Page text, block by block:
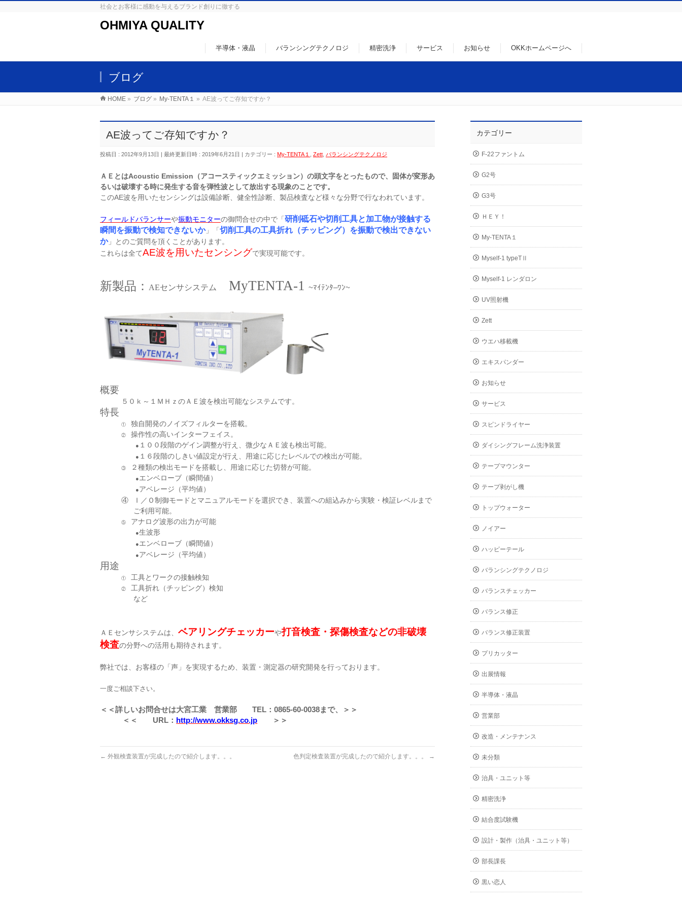
社会とお客様に感動を与えるブランド創りに徹する
OHMIYA QUALITY
半導体・液晶 バランシングテクノロジ 精密洗浄 サービス お知らせ OKKホームページへ
ブログ
HOME » ブログ » My-TENTA１ » AE波ってご存知ですか？
AE波ってご存知ですか？
投稿日 : 2012年9月13日 最終更新日時 : 2019年6月21日 カテゴリー : My-TENTA１ Zett バランシングテクノロジ
ＡＥとはAcoustic Emission （アコースティックエミッション）の頭文字をとったもので、固体が変形あ
るいは破壊する時に発生する音を弾性波として放出する現象のことです。
このAE波を用いたセンシングは設備診断、健全性診断、製品検査など様々な分野で行なわれています。
フィールドバランサーや振動モニターの御問合せの中で「 研削砥石や切削工具と加工物が接触する
瞬間を振動で検知できないか」「 切削工具の工具折れ（チッピング）を振動で検出できない
か」とのご質問を頂くことがあります。
これらは全てAE波を用いたセンシングで実現可能です。
新製品： AEセンサシステム MyTENTA-1 ~ﾏｲﾃﾝﾀ–ﾜﾝ~
概要
５０ｋ～１ＭＨｚのＡＥ波を検出可能なシステムです。
特長
① 独自開発のノイズフィルターを搭載。
② 操作性の高いインターフェイス。
● １００段階のゲイン調整が行え、微少なＡＥ波も検出可能。
● １６段階のしきい値設定が行え、用途に応じたレベルでの検出が可能。
③ ２種類の検出モードを搭載し、用途に応じた切替が可能。
●エンベローブ（瞬間値）
●アベレージ（平均値）
④
Ｉ／Ｏ制御モードとマニュアルモードを選択でき、装置への組込みから実験・検証レベルまで
ご利用可能。
⑤ アナログ波形の出力が可能
●生波形
●エンベローブ（瞬間値）
●アベレージ（平均値）
用途
① 工具とワークの接触検知
②
工具折れ（チッピング）検知
など
ＡＥセンサシステムは、 ベアリングチェッカーや打音検査・探傷検査などの非破壊
検査の分野への活用も期待されます。
弊社では、お客様の「声」を実現するため、装置・測定器の研究開発を行っております。
一度ご相談下さい。
＜＜詳しいお問合せは大宮工業 営業部 TEL ： 0865-60-0038まで、＞＞
＜＜ URL ： http://www.okksg.co.jp ＞＞
← 外観検査装置が完成したので紹介します。。。 色判定検査装置が完成したので紹介します。。。 →
カテゴリー
F-22ファントム
G2号
G3号
ＨＥＹ！
My-TENTA１
Myself-1 typeTⅡ
Myself-1 レンダロン
UV照射機
Zett
ウエハ移載機
エキスパンダー
お知らせ
サービス
スピンドライヤー
ダイシングフレーム洗浄装置
テープマウンター
テープ剥がし機
トップウォーター
ノイアー
ハッピーテール
バランシングテクノロジ
バランスチェッカー
バランス修正
バランス修正装置
プリカッター
出展情報
半導体・液晶
営業部
改造・メンテナンス
未分類
治具・ユニット等
精密洗浄
結合度試験機
設計・製作（治具・ユニット等）
部長課長
黒い恋人